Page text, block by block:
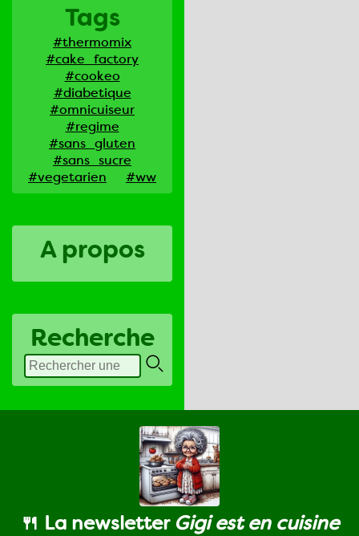
Tags
#thermomix
#cake_factory
#cookeo
#diabetique
#omnicuiseur
#regime
#sans_gluten
#sans_sucre
#vegetarien
#ww
A propos
Recherche
🍴 La newsletter Gigi est en cuisine